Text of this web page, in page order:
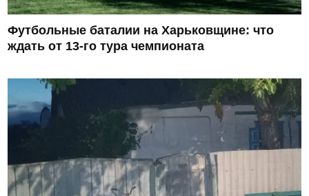
Футбольные баталии на Харьковщине: что
ждать от 13-го тура чемпионата